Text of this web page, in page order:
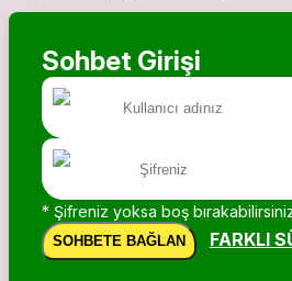
Sohbet Girişi
* Şifreniz yoksa boş
SOHBETE BAĞLAN FARKLI